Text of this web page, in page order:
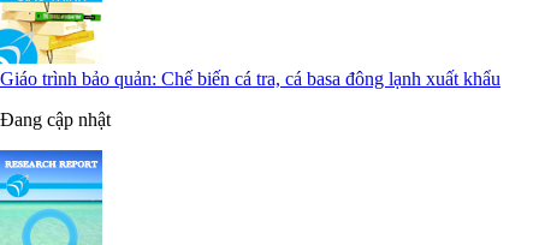
Giáo trình bảo quản: Chế biến cá tra, cá basa đông lạnh xuất khẩu
Đang cập nhật